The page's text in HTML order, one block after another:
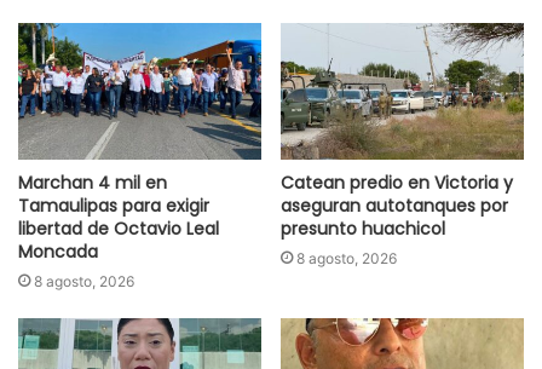
Marchan 4 mil en
Tamaulipas para exigir
libertad de Octavio Leal
Moncada
8 agosto, 2026
Catean predio en Victoria y
aseguran autotanques por
presunto huachicol
8 agosto, 2026